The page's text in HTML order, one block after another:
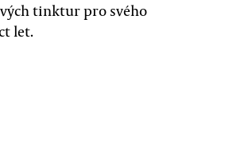
tinktur pro svého
let.